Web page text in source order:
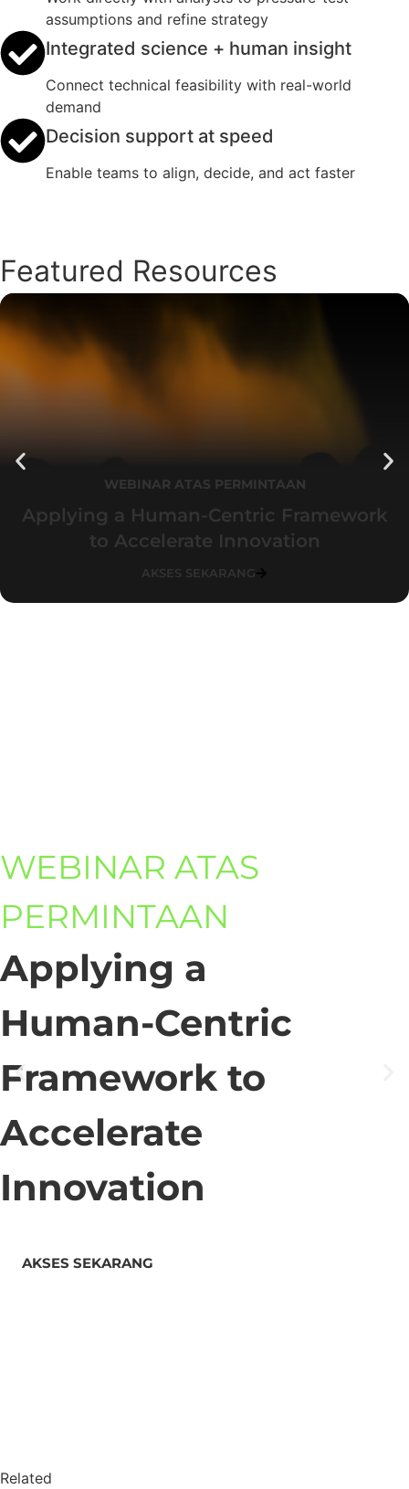
assumptions and refine strategy
Integrated science + human insight
Connect technical feasibility with real-world
demand
Decision support at speed
Enable teams to align, decide, and act faster
Featured Resources
WEBINAR ATAS PERMINTAAN
Applying a Human-Centric Framework
to Accelerate Innovation
AKSES SEKARANG
WEBINAR ATAS
PERMINTAAN
Applying a
Human-Centric
Framework to
Accelerate
Innovation
AKSES SEKARANG
Related